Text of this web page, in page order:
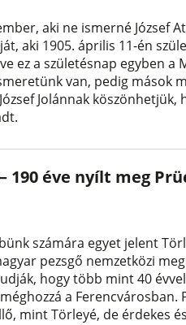
aki ne ismerné József
aki 1905. április 11-én
ez a születésnap egyben a
van, pedig mások
Jolánnak köszönhetjük,
190 éve nyílt meg
számára egyet jelent
pezsgő nemzetközi
hogy több mint 40
a Ferencvárosban.
mint Törleyé, de érdekes